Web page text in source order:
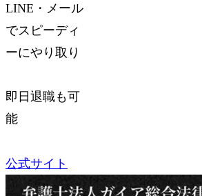
LINE・メール
でスピーディ
ーにやり取り
即日退職も可
能
公式サイト